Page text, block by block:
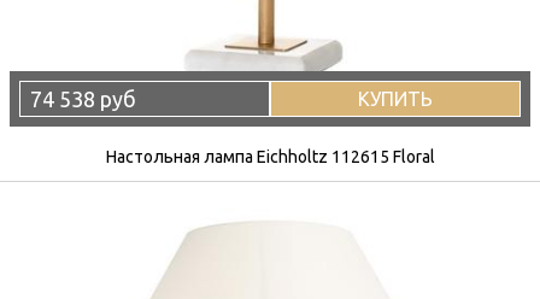
74 538 руб КУПИТЬ
Настольная лампа Eichholtz 112615 Floral